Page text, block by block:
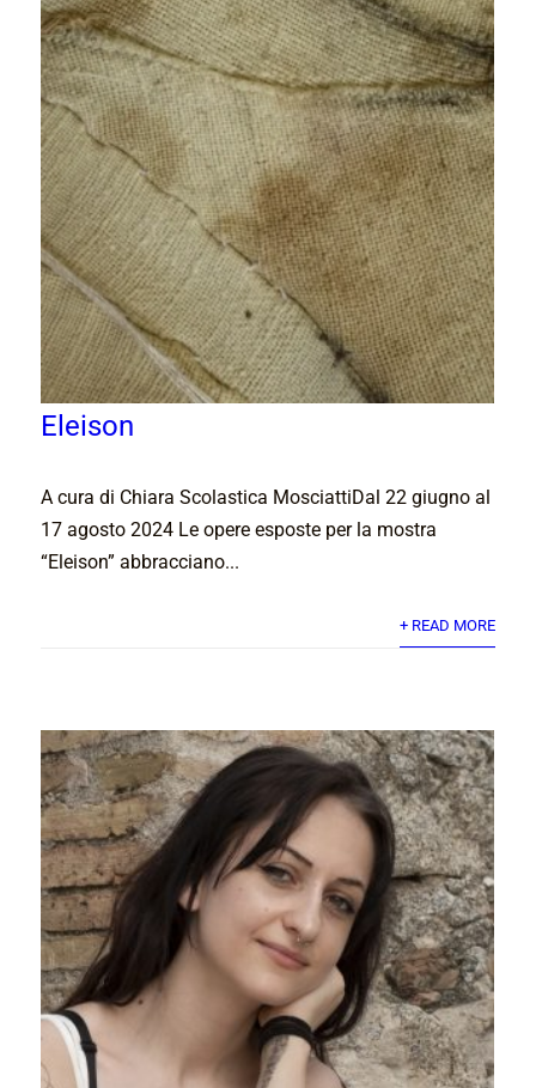
Eleison
A cura di Chiara Scolastica MosciattiDal 22 giugno al
17 agosto 2024 Le opere esposte per la mostra
“Eleison” abbracciano...
+ READ MORE